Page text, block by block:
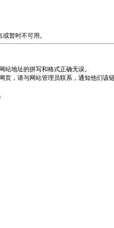
暂时不可用。
站地址的拼写和格式正确无误。
页，请与网站管理员联系，通知他们该